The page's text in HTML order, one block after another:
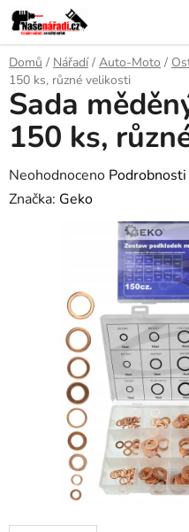
Přejít
na
obsah
Domů / Nářadí / Auto-Moto /
150 ks, různé velikosti
Sada
150 ks,
Průměrné
hodnocení
hvězdiček.
Neohodnoceno
Značka: Geko